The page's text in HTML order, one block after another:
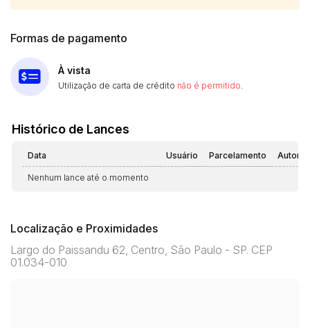
Formas de pagamento
À vista
Utilização de carta de crédito não é permitido
Histórico de Lances
Data Usuário Parcelamento
Nenhum lance até o momento
Localização e Proximidades
Largo do Paissandu 62, Centro, São Paulo - SP. CEP
01.034-010